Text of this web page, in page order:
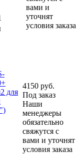
вами и
уточнят
условия заказа
для
4150 руб.
Под заказ
Наши
менеджеры
обязательно
свяжутся с
вами и уточнят
условия заказа